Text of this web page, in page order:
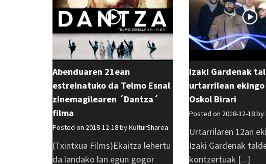
Abenduaren 21ean
estreinatuko da Telmo Esnal
zinemagilearen ´Dantza´
filma
Posted on 2018-12-18 byKulturSharea
(Txintxua Films)Ekaitza lehertu
da landako lan egun gogor
Izaki Gardenak
urtarrilean ekingo
Oskol Birari
Posted on 2018-12-18 by
Urtarrilaren 12an
Izaki Gardenak
kontzertuak [...]